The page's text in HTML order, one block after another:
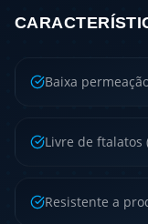
Baixa
Livre de ftalatos
Resistente a